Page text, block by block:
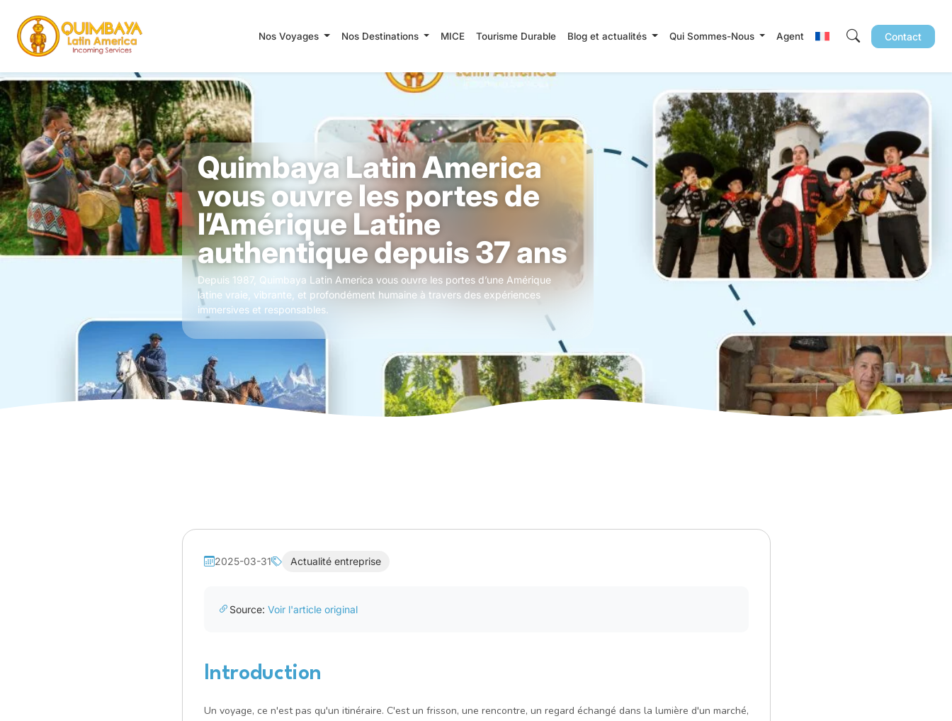
Nos Voyages Nos Destinations MICE Tourisme Durable Blog et actualités Qui Sommes-Nous Agent Contact
Quimbaya Latin America
vous ouvre les portes de
l’Amérique Latine
authentique depuis 37 ans
Depuis 1987, Quimbaya Latin America vous ouvre les portes d’une Amérique
latine vraie, vibrante, et profondément humaine à travers des expériences
immersives et responsables.
2025-03-31 Actualité entreprise
Source: Voir l'article original
Introduction
Un voyage, ce n'est pas qu'un itinéraire. C'est un frisson, une rencontre, un regard échangé dans la lumière d'un marché,